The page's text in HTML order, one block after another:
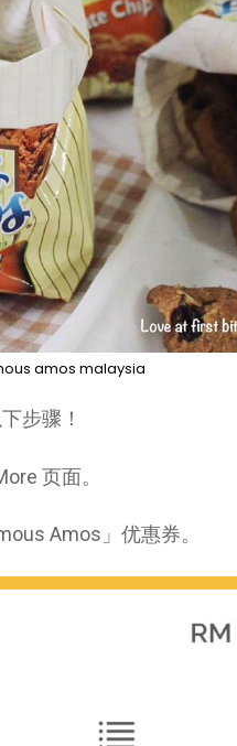
amos malaysia
步骤！
页面。
Amos」优惠券。